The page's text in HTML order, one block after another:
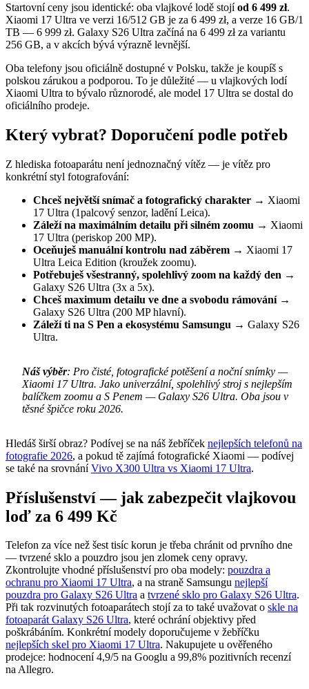
Startovní ceny jsou identické: oba vlajkové lodě stojíod 6 499 zł.
Xiaomi 17 Ultra ve verzi 16/512 GB je za 6 499 zł, a verze 16 GB/1
TB — 6 999 zł. Galaxy S26 Ultra začíná na 6 499 zł za variantu
256 GB, a v akcích bývá výrazně levnější.
Oba telefony jsou oficiálně dostupné v Polsku, takže je koupíš s
polskou zárukou a podporou. To je důležité — u vlajkových lodí
Xiaomi Ultra to bývalo různorodé, ale model 17 Ultra se dostal do
oficiálního prodeje.
Který vybrat? Doporučení podle potřeb
Z hlediska fotoaparátu není jednoznačný vítěz — je vítěz pro
konkrétní styl fotografování:
Chceš největší snímač a fotografický charakter → Xiaomi
17 Ultra (1palcový senzor, ladění Leica).
Záleží na maximálním detailu při silném zoomu → Xiaomi
17 Ultra (periskop 200 MP).
Oceňuješ manuální kontrolu nad záběrem → Xiaomi 17
Ultra Leica Edition (kroužek zoomu).
Potřebuješ všestranný, spolehlivý zoom na každý den →
Galaxy S26 Ultra (3x a 5x).
Chceš maximum detailu ve dne a svobodu rámování→
Galaxy S26 Ultra (200 MP hlavní).
Záleží ti na S Pen a ekosystému Samsungu → Galaxy S26
Ultra.
Náš výběr: Pro čisté, fotografické potěšení a noční snímky —
Xiaomi 17 Ultra. Jako univerzální, spolehlivý stroj s nejlepším
balíčkem zoomu a S Penem — Galaxy S26 Ultra. Oba jsou v
těsné špičce roku 2026.
Hledáš širší obraz? Podívej se na náš žebříček nejlepších telefonů na
fotografie 2026, a pokud tě zajímá fotografické Xiaomi — podívej
se také na srovnáníVivo X300 Ultra vs Xiaomi 17 Ultra.
Příslušenství — jak zabezpečit vlajkovou
loď za 6 499 Kč
Telefon za více než šest tisíc korun je třeba chránit od prvního dne
— tvrzené sklo a pouzdro jsou jen zlomek ceny opravy.
Zkontrolujte vhodné příslušenství pro oba modely: pouzdra a
ochranu pro Xiaomi 17 Ultra, a na straně Samsungu nejlepší
pouzdra pro Galaxy S26 Ultra a tvrzené sklo pro Galaxy S26 Ultra.
Při tak rozvinutých fotoaparátech stojí za to také uvažovat o skle na
fotoaparát Galaxy S26 Ultra, které ochrání objektivy před
poškrábáním. Konkrétní modely doporučujeme v žebříčku
nejlepších skel pro Xiaomi 17 Ultra. Nakupujete u ověřeného
prodejce: hodnocení 4,9/5 na Googlu a 99,8% pozitivních recenzí
na Allegro.